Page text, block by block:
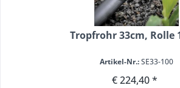
Tropfrohr 33cm, Rolle
Artikel-Nr.:SE33-100
€ 224,40 *